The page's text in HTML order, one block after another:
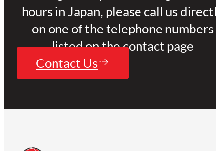
hours in Japan, please call us
on one of the telephone numbers
listed on the contact page
Contact Us